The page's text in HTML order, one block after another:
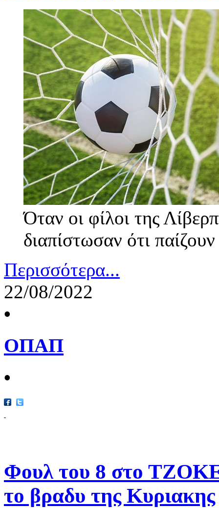
Όταν οι φίλοι της
διαπίστωσαν ότι
Περισσότερα...
22/08/2022
•
ΟΠΑΠ
•
Φουλ του 8 στο
το βραδυ της Κυριακης